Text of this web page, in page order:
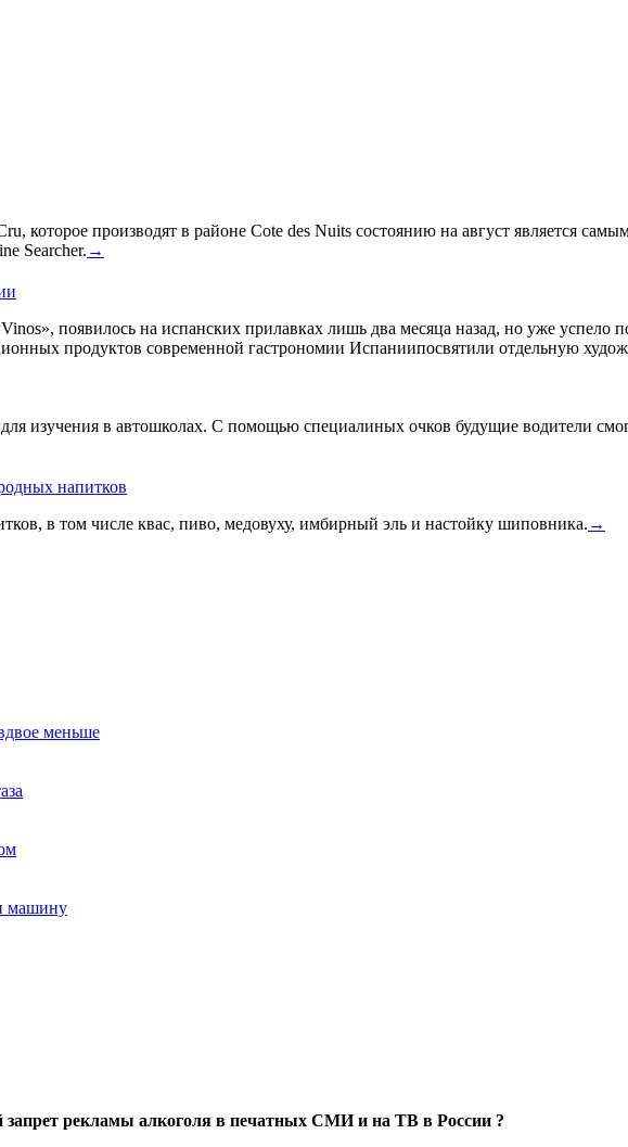
которое производят в районе Cote des Nuits состоянию на август является
Searcher. →
появилось на испанских прилавках лишь два месяца назад, но уже успело
продуктов современной гастрономии Испаниипосвятили отдельную
изучения в автошколах. С помощью специалиных очков будущие водители
напитков
в том числе квас, пиво, медовуху, имбирный эль и настойку шиповника. →
меньше
машину
рекламы алкоголя в печатных СМИ и на ТВ в России ?